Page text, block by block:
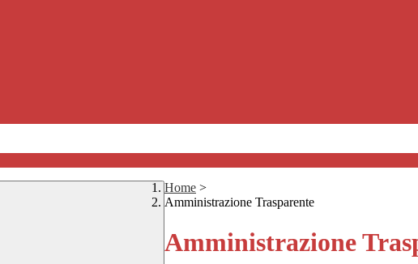
Home >
Amministrazione Trasparente
Amministrazione